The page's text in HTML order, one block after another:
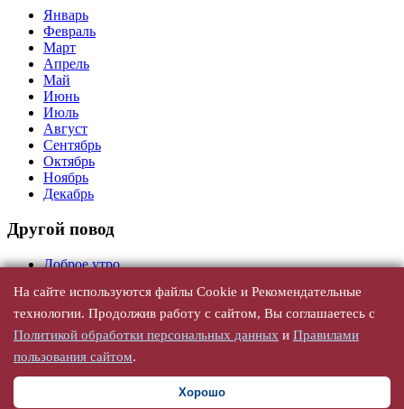
Январь
Февраль
Март
Апрель
Май
Июнь
Июль
Август
Сентябрь
Октябрь
Ноябрь
Декабрь
Другой повод
Доброе утро
День Рождения
Универсальные
С юбилеем
По годам
На сайте используются файлы Cookie и Рекомендательные
технологии. Продолжив работу с сайтом, Вы соглашаетесь с
Политикой обработки персональных данных и Правилами
пользования сайтом.
Хорошо